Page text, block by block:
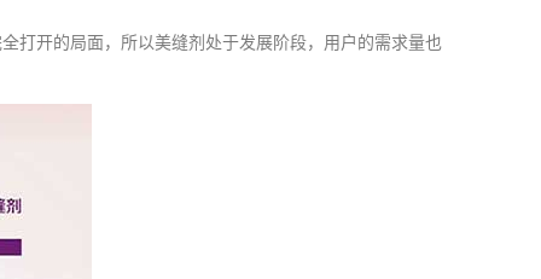
打开的局面，所以美缝剂 处于发展阶段，用户的需求量也